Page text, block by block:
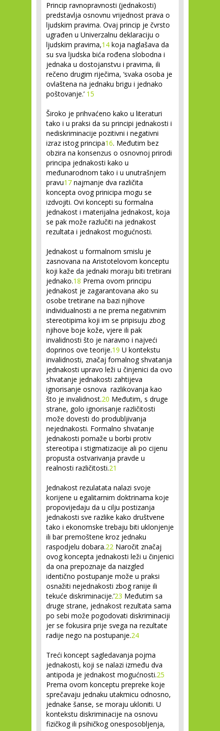
Princip ravnopravnosti (jednakosti)
predstavlja osnovnu vrijednost prava o
ljudskim pravima. Ovaj princip je čvrsto
ugrađen u Univerzalnu deklaraciju o
ljudskim pravima,14 koja naglašava da
su sva ljudska bića rođena slobodna i
jednaka u dostojanstvu i pravima, ili
rečeno drugim riječima, ‘svaka osoba je
ovlaštena na jednaku brigu i jednako
poštovanje.’ 15
Široko je prihvaćeno kako u literaturi
tako i u praksi da su principi jednakosti i
nediskriminacije pozitivni i negativni
izraz istog principa16. Međutim bez
obzira na konsenzus o osnovnoj prirodi
principa jednakosti kako u
međunarodnom tako i u unutrašnjem
pravu17 najmanje dva različita
koncepta ovog prinicipa mogu se
izdvojiti. Ovi koncepti su formalna
jednakost i materijalna jednakost, koja
se pak može razlučiti na jednakost
rezultata i jednakost mogućnosti.
Jednakost u formalnom smislu je
zasnovana na Aristotelovom konceptu
koji kaže da jednaki moraju biti tretirani
jednako.18 Prema ovom principu
jednakost je zagarantovana ako su
osobe tretirane na bazi njihove
individualnosti a ne prema negativnim
stereotipima koji im se pripisuju zbog
njihove boje kože, vjere ili pak
invalidnosti što je naravno i najveći
doprinos ove teorije.19 U kontekstu
invalidnosti, značaj fomalnog shvatanja
jednakosti upravo leži u činjenici da ovo
shvatanje jednakosti zahtijeva
ignorisanje osnova razlikovanja kao
što je invalidnost.20 Međutim, s druge
strane, golo ignorisanje različitosti
može dovesti do produbljivanja
nejednakosti. Formalno shvatanje
jednakosti pomaže u borbi protiv
stereotipa i stigmatizacije ali po cijenu
propusta ostvarivanja pravde u
realnosti različitosti.21
Jednakost rezulatata nalazi svoje
korijene u egalitarnim doktrinama koje
propovijedaju da u cilju postizanja
jednakosti sve razlike kako društvene
tako i ekonomske trebaju biti uklonjenje
ili bar premoštene kroz jednaku
raspodjelu dobara.22 Naročit značaj
ovog koncepta jednakosti leži u činjenici
da ona prepoznaje da naizgled
identično postupanje može u praksi
osnažiti nejednakosti zbog ranije ili
tekuće diskriminacije.’23 Međutim sa
druge strane, jednakost rezultata sama
po sebi može pogodovati diskriminaciji
jer se fokusira prije svega na rezultate
radije nego na postupanje.24
Treći koncept sagledavanja pojma
jednakosti, koji se nalazi između dva
antipoda je jednakost mogućnosti.25
Prema ovom konceptu prepreke koje
sprečavaju jednaku utakmicu odnosno,
jednake šanse, se moraju ukloniti. U
kontekstu diskriminacije na osnovu
fizičkog ili psihičkog onesposobljenja,